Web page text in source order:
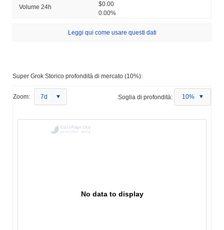
Volume 24h
$0.00
0.00%
Leggi qui come usare questi dati
Super Grok Storico profondità di mercato (10%):
Zoom: 7d Soglia di profondità: 10%
No data to display